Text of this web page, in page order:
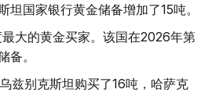
坦国家银行黄金储备增加了15吨。
大的黄金买家。该国在2026年第
备。
兹别克斯坦购买了16吨，哈萨克